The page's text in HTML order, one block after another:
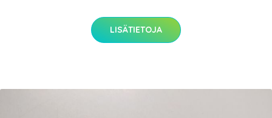
LISÄTIETOJA